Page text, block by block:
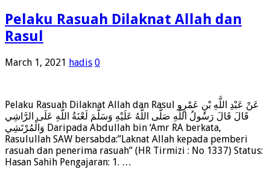
Pelaku Rasuah Dilaknat Allah dan
Rasul
March 1, 2021 hadis 0
Pelaku Rasuah Dilaknat Allah dan Rasul عَنْ عَبْدِ اللَّهِ بْنِ عَمْرٍو
قَالَ قَالَ رَسُولُ اللَّهِ صَلَّى اللَّهُ عَلَيْهِ وَسَلَّمَ لَعْنَةُ اللَّهِ عَلَى الرَّاشِي
وَالْمُرْتَشِي Daripada Abdullah bin ‘Amr RA berkata,
Rasulullah SAW bersabda:”Laknat Allah kepada pemberi
rasuah dan penerima rasuah” (HR Tirmizi : No 1337) Status:
Hasan Sahih Pengajaran: 1. …